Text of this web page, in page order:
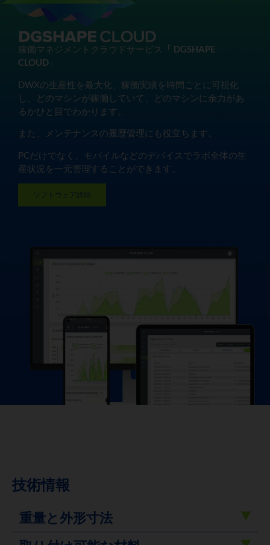
稼働マネジメントクラウドサービス 「 DGSHAPE
CLOUD
DWXの生産性を最大化、稼働実績を時間ごとに可視化
し、どのマシンが稼働していて、どのマシンに余力があ
るかひと目でわかります。
また、メンテナンスの履歴管理にも役立ちます。
PCだけでなく、モバイルなどのデバイスでラボ全体の生
産状況を一元管理することができます。
ソフトウェア詳細
技術情報
重量と外形寸法